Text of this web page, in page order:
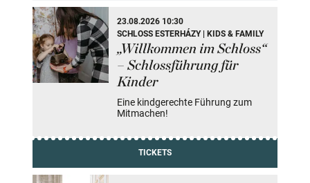
23.08.2026 10:30
SCHLOSS ESTERHÁZY | KIDS & FAMILY
„Willkommen im Schloss“
– Schlossführung für
Kinder
Eine kindgerechte Führung zum
Mitmachen!
TICKETS